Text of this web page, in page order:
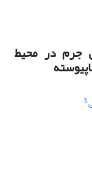
جرم در محیط
3